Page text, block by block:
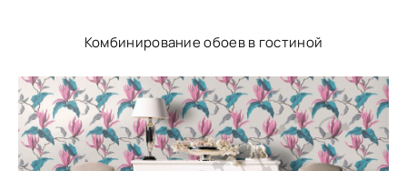
Комбинирование обоев в гостиной